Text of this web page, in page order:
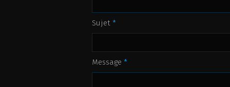
Sujet *
Message *